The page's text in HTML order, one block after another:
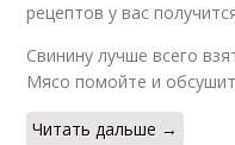
рецептов у вас
Свинину лучше всего
Мясо помойте и
Читать дальше →